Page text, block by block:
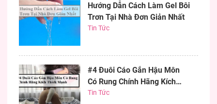
Hướng Dẫn Cách Làm Gel Bôi
Trơn Tại Nhà Đơn Giản Nhất
Tin Tức
#4 Đuôi Cáo Gắn Hậu Môn
Có Rung Chính Hãng Kích
Thích Mạnh
Tin Tức